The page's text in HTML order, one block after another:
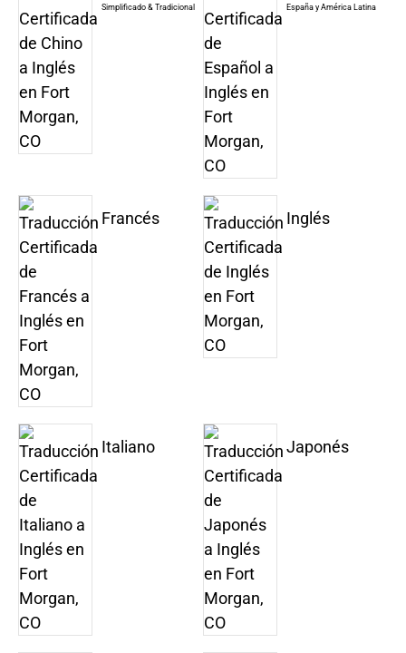
Simplificado & Tradicional España y América Latina
Francés Inglés
Italiano Japonés